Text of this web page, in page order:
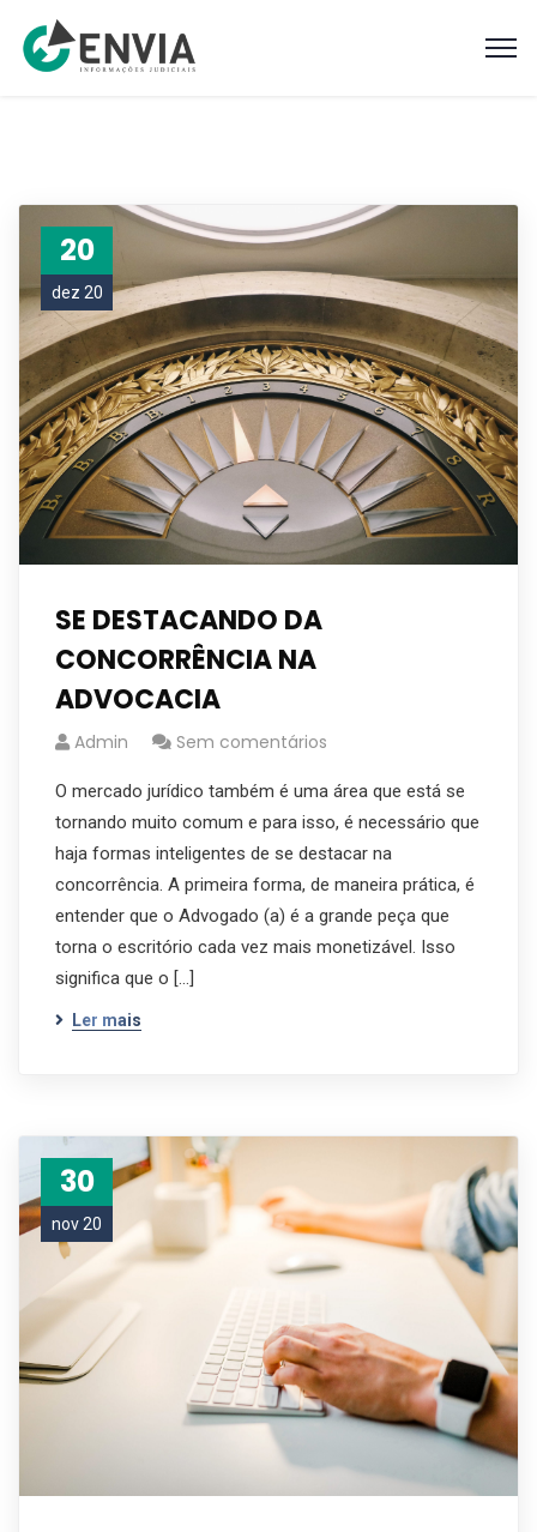
20
dez 20
SE DESTACANDO DA
CONCORRÊNCIA NA
ADVOCACIA
Admin Sem comentários
O mercado jurídico também é uma área que está se
tornando muito comum e para isso, é necessário que
haja formas inteligentes de se destacar na
concorrência. A primeira forma, de maneira prática, é
entender que o Advogado (a) é a grande peça que
torna o escritório cada vez mais monetizável. Isso
significa que o […]
Ler mais
30
nov 20